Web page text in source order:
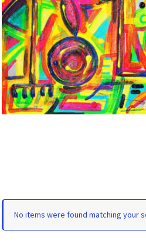
No items were found matching your